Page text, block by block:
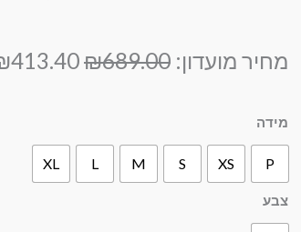
מחיר מועדון: ₪689.00
המחיר
₪689.00.
413.40
מידה
P
XS
S
M
L
XL
צבע
כמות
של
סרפן